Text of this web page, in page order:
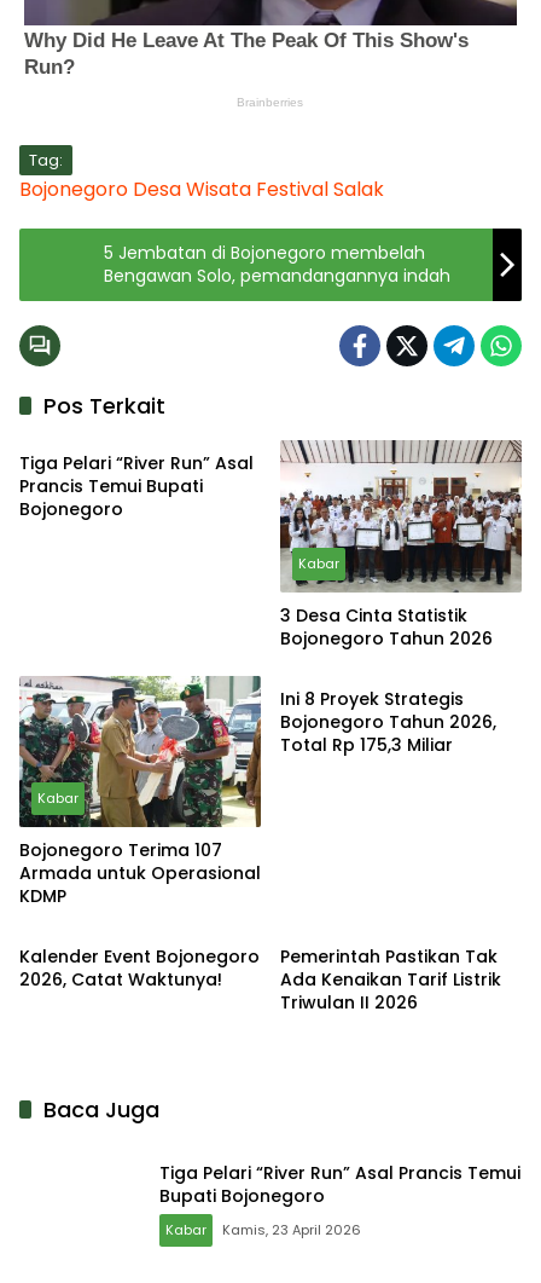
Tag:
Bojonegoro Desa Wisata Festival Salak
5 Jembatan di Bojonegoro membelah
Bengawan Solo, pemandangannya indah
Pos Terkait
Kabar
Tiga Pelari “River Run” Asal
Prancis Temui Bupati
Bojonegoro
Kabar
3 Desa Cinta Statistik
Bojonegoro Tahun 2026
Kabar
Bojonegoro Terima 107
Armada untuk Operasional
KDMP
Kabar
Ini 8 Proyek Strategis
Bojonegoro Tahun 2026,
Total Rp 175,3 Miliar
Kabar
Kalender Event Bojonegoro
2026, Catat Waktunya!
Pemerintah Pastikan Tak
Ada Kenaikan Tarif Listrik
Triwulan II 2026
Baca Juga
Tiga Pelari “River Run” Asal Prancis Temui
Bupati Bojonegoro
Kabar Kamis, 23 April 2026